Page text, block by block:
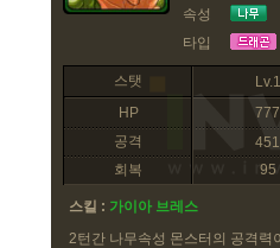
속성
타입
스탯
Lv.1
HP
777
공격
451
회복
95
스킬 : 가이아 브레스
2턴간 나무속성 몬스터의 공격력